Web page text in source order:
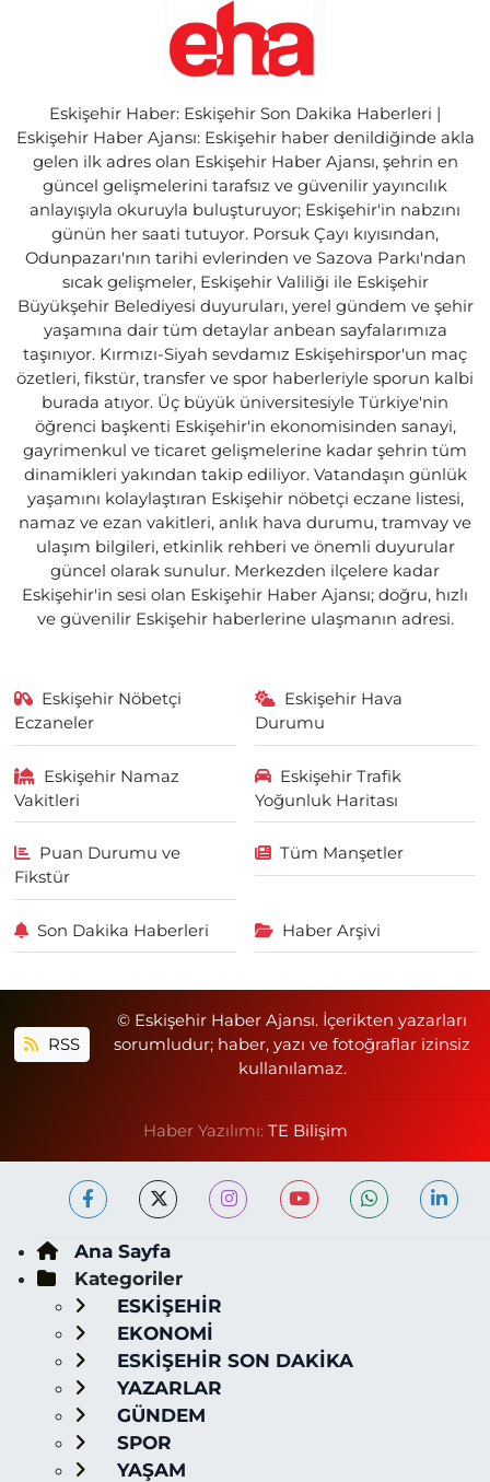
Eskişehir Haber: Eskişehir Son Dakika Haberleri |
Eskişehir Haber Ajansı: Eskişehir haber denildiğinde akla
gelen ilk adres olan Eskişehir Haber Ajansı, şehrin en
güncel gelişmelerini tarafsız ve güvenilir yayıncılık
anlayışıyla okuruyla buluşturuyor; Eskişehir'in nabzını
günün her saati tutuyor. Porsuk Çayı kıyısından,
Odunpazarı'nın tarihi evlerinden ve Sazova Parkı'ndan
sıcak gelişmeler, Eskişehir Valiliği ile Eskişehir
Büyükşehir Belediyesi duyuruları, yerel gündem ve şehir
yaşamına dair tüm detaylar anbean sayfalarımıza
taşınıyor. Kırmızı-Siyah sevdamız Eskişehirspor'un maç
özetleri, fikstür, transfer ve spor haberleriyle sporun kalbi
burada atıyor. Üç büyük üniversitesiyle Türkiye'nin
öğrenci başkenti Eskişehir'in ekonomisinden sanayi,
gayrimenkul ve ticaret gelişmelerine kadar şehrin tüm
dinamikleri yakından takip ediliyor. Vatandaşın günlük
yaşamını kolaylaştıran Eskişehir nöbetçi eczane listesi,
namaz ve ezan vakitleri, anlık hava durumu, tramvay ve
ulaşım bilgileri, etkinlik rehberi ve önemli duyurular
güncel olarak sunulur. Merkezden ilçelere kadar
Eskişehir'in sesi olan Eskişehir Haber Ajansı; doğru, hızlı
ve güvenilir Eskişehir haberlerine ulaşmanın adresi.
Eskişehir Nöbetçi
Eczaneler
Eskişehir Hava
Durumu
Eskişehir Namaz
Vakitleri
Eskişehir Trafik
Yoğunluk Haritası
Puan Durumu ve
Fikstür
Tüm Manşetler
Son Dakika Haberleri Haber Arşivi
RSS
© Eskişehir Haber Ajansı. İçerikten yazarları
sorumludur; haber, yazı ve fotoğraflar izinsiz
kullanılamaz.
Haber Yazılımı: TE Bilişim
Ana Sayfa
Kategoriler
ESKİŞEHİR
EKONOMİ
ESKİŞEHİR SON DAKİKA
YAZARLAR
GÜNDEM
SPOR
YAŞAM